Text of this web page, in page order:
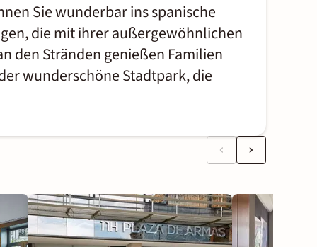
Sie wunderbar ins spanische
die mit ihrer außergewöhnlichen
den Stränden genießen Familien
wunderschöne Stadtpark, die